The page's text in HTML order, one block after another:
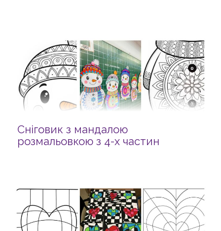
Сніговик з мандалою
розмальовкою з 4-х частин